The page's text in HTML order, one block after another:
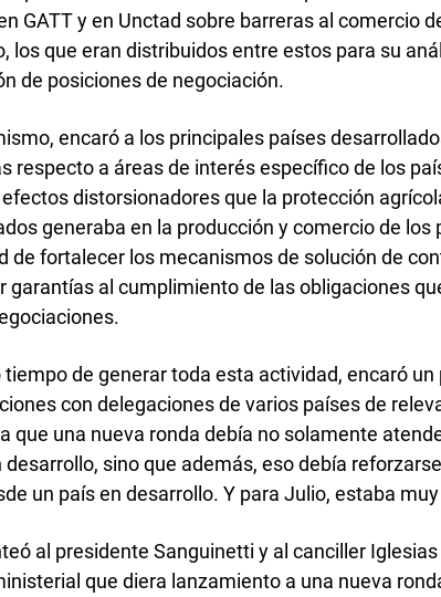
GATT y en Unctad sobre barreras al comercio
los que eran distribuidos entre estos para su
de posiciones de negociación.
encaró a los principales países
respecto a áreas de interés específico de los
distorsionadores que la protección
generaba en la producción y comercio de los
de fortalecer los mecanismos de solución de
garantías al cumplimiento de las obligaciones
de generar toda esta actividad, encaró
con delegaciones de varios países de
que una nueva ronda debía no solamente
desarrollo, sino que además, eso debía
un país en desarrollo. Y para Julio, estaba
al presidente Sanguinetti y al canciller
que diera lanzamiento a una nueva